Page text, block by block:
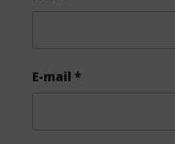
E-mail *